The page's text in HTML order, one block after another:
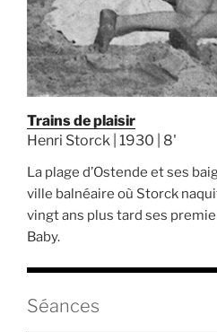
Trains de plaisir
Henri Storck | 1930 | 8'
La plage d’Ostende et ses
ville balnéaire où Storck
vingt ans plus tard ses
Baby.
Séances